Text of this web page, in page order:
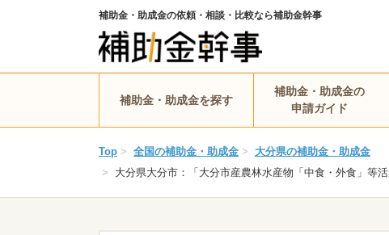
補助金・助成金の依頼・相談・比較なら補助金幹事
補助金・助成金を探す
補助金・助成金の
申請ガイド
Top > 全国の補助金・助成金 >
大分県の補助金・助成金
>
大分県大分市：「大分市産農林水産物「中食・外食」等